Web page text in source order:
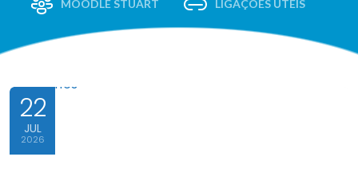
MOODLE STUART LIGAÇÕES ÚTEIS
22
JUL
2026